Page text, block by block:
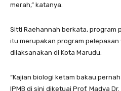
merah,” katanya.
Sitti Raehannah berkata, program
itu merupakan program pelepasan
dilaksanakan di Kota Marudu.
“Kajian biologi ketam bakau
IPMB di sini diketuai Prof. Madya